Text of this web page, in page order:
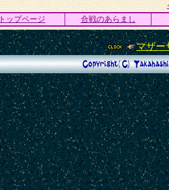
トップページ
合戦のあらまし
マザー